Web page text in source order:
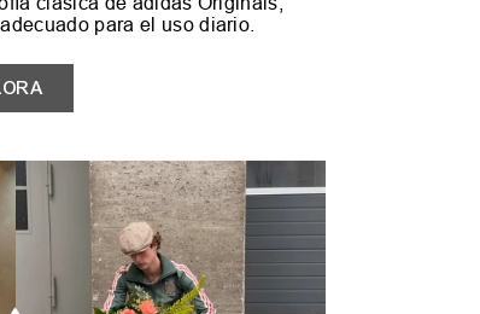
para el uso diario.